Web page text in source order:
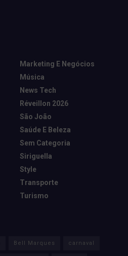
Marketing E Negócios
Música
News Tech
Réveillon 2026
São João
Saúde E Beleza
Sem Categoria
Siriguella
Style
Transporte
Turismo
Bell Marques carnaval